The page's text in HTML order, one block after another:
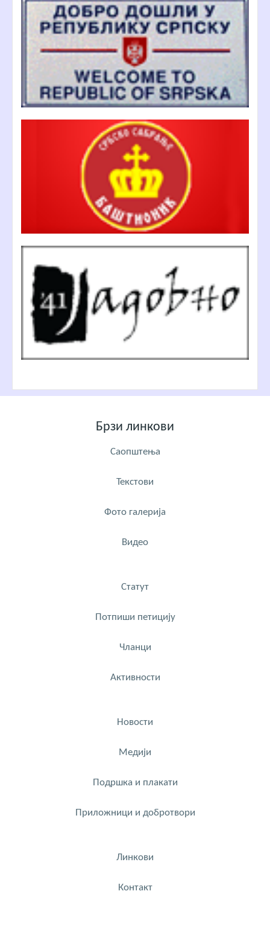
Брзи линкови
Саопштења
Текстови
Фото галерија
Видео
Статут
Потпиши петицију
Чланци
Активности
Новости
Медији
Подршка и плакати
Приложници и добротвори
Линкови
Контакт